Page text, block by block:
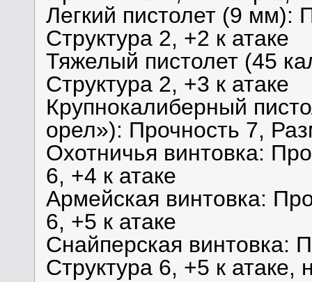
Легкий пистолет (9 мм):
Структура 2, +2 к атаке
Тяжелый пистолет (45
Структура 2, +3 к атаке
Крупнокалиберный
орел»): Прочность 7,
Охотничья винтовка:
6, +4 к атаке
Армейская винтовка:
6, +5 к атаке
Снайперская винтовка:
Структура 6, +5 к